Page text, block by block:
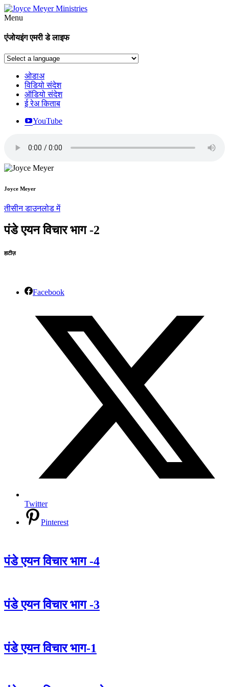
Menu
एंजोयइंग एमरी डे लाइफ
ओडाअ
विडियो संदेश
ऑडियो संदेश
ई रेअ किताब
YouTube
Joyce Meyer
तीसीन डाउनलोड में
पंडे एयन विचार भाग -2
हाटीज़
Facebook
Twitter
Pinterest
पंडे एयन विचार भाग -4
पंडे एयन विचार भाग -3
पंडे एयन विचार भाग-1